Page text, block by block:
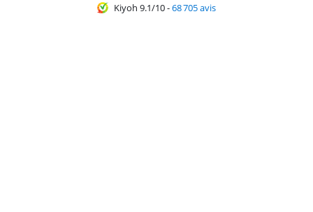
Kiyoh 9.1/10-68 705 avis